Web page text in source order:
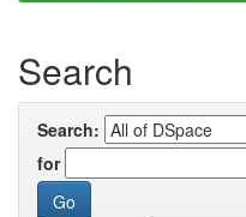
Search
Search:
for